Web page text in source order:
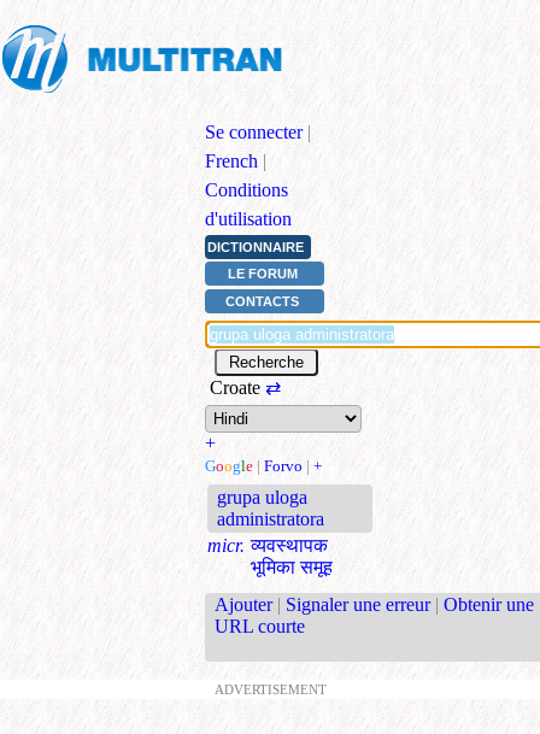
Se connecter |
French |
Conditions
d'utilisation
DICTIONNAIRE
LE FORUM
CONTACTS
Croate ⇄
+
Google | Forvo | +
grupa uloga
administratora
micr. व्यवस्थापक
भूमिका समूह
Ajouter | Signaler une erreur | Obtenir une
URL courte
ADVERTISEMENT